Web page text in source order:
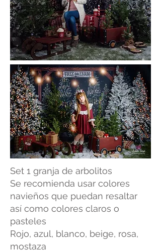
Set 1 granja de arbolitos
Se recomienda usar colores
navieños que puedan resaltar
así como colores claros o
pasteles
Rojo, azul, blanco, beige, rosa,
mostaza